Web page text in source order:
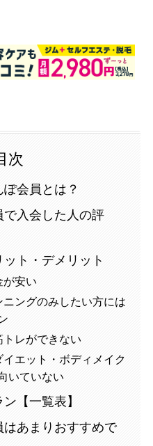
次
会員とは？
入会した人の評
ト・デメリット
が安い
ニングのみしたい方には
レができない
エット・ボディメイク
いていない
【一覧表】
あまりおすすめで